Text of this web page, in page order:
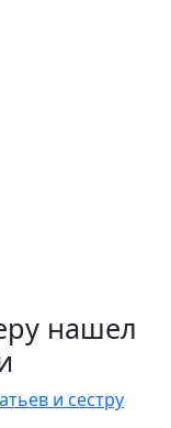
нашел
и сестру